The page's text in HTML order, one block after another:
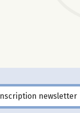
Inscription newsletter